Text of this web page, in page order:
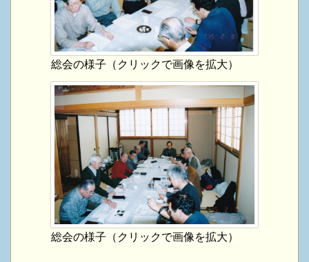
総会の様子（クリックで画像を拡大）
総会の様子（クリックで画像を拡大）